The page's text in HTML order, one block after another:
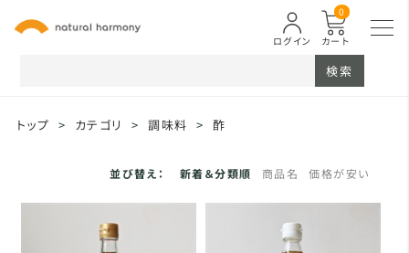
カート
0
ログイン
検索
トップ > カテゴリ > 調味料 > 酢
並び替え： 新着＆分類順 商品名 価格が安い